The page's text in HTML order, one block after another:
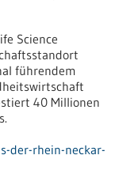
Science
führendem
40 Millionen
der-rhein-neckar-